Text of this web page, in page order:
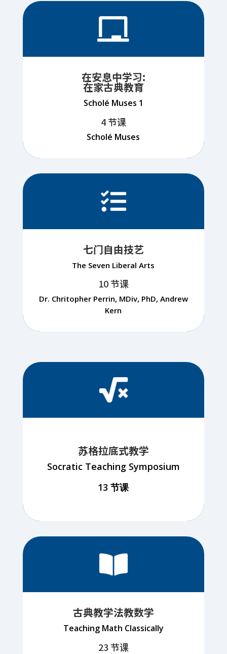

在安息中学习:
在家古典教育
Scholé Muses 1
4 节课
Scholé Muses

七门自由技艺
The Seven Liberal Arts
10 节课
Dr. Chritopher Perrin, MDiv, PhD, Andrew
Kern

苏格拉底式教学
Socratic Teaching Symposium
13 节课

古典教学法教数学
Teaching Math Classically
23 节课